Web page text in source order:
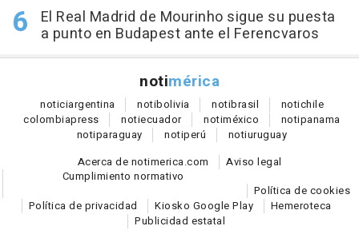
El Real Madrid de Mourinho sigue su puesta
a punto en Budapest ante el Ferencvaros
notimérica
noticiargentina notibolivia notibrasil notichile
colombiapress notiecuador notiméxico notipanama
notiparaguay notiperú notiuruguay
Acerca de notimerica.com
Aviso legal
Cumplimiento normativo
Política de cookies
Política de privacidad
Kiosko Google Play
Hemeroteca
Publicidad estatal